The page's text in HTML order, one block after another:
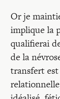
Or je
implique la
qualifierai
de la
transfert